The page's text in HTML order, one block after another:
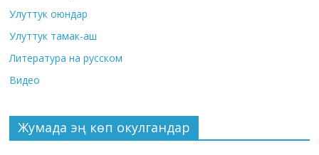
Улуттук оюндар
Улуттук тамак-аш
Литература на русском
Видео
Жумада эң көп окулгандар